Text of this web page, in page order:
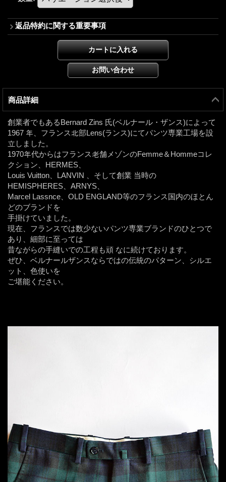
返品特約に関する重要事項
商品詳細
創業者でもあるBernard Zins 氏(ベルナール・ザンス)によって
1967 年、フランス北部Lens(ランス)にてパンツ専業工場を設
立しました。
1970年代からはフランス老舗メゾンのFemme＆Hommeコレ
クション、HERMES、
Louis Vuitton、LANVIN 、そして創業 当時の
HEMISPHERES、ARNYS、
Marcel Lassnce、OLD ENGLAND等のフランス国内のほとん
どのブランドを
手掛けていました。
現在、フランスでは数少ないパンツ専業ブランドのひとつで
あり、細部に至っては
昔ながらの手縫いでの工程も頑 なに続けております。
ぜひ、ベルナールザンスならではの伝統のパターン、シルエ
ット、色使いを
ご堪能ください。